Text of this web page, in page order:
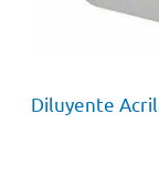
Diluyente